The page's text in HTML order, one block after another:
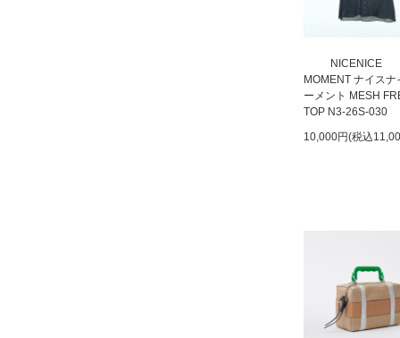
NICENICE
MOMENT ナイスナ
ーメント MESH
TOP N3-26S-030
10,000円(税込